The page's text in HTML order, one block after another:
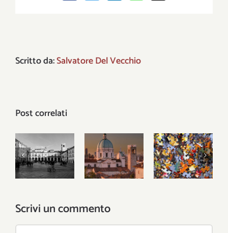
Scritto da:Salvatore Del Vecchio
Post correlati
Il
patriottismo
municipale
hanno
inventati
gli uomini,
ma le città
Dio
Problemi
locali,
risposte
Scrivi un commento